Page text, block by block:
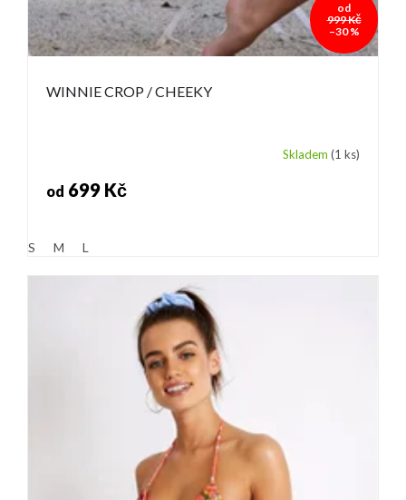
od
999 Kč
–30 %
WINNIE CROP / CHEEKY
Skladem (1 ks)
od 699 Kč
S M L